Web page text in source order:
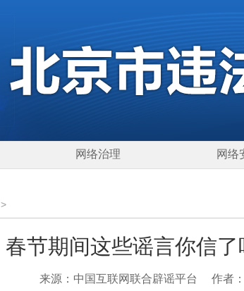
网络治理 网络
>
春节期间这些谣言你信了
来源：中国互联网联合辟谣平台 作者：